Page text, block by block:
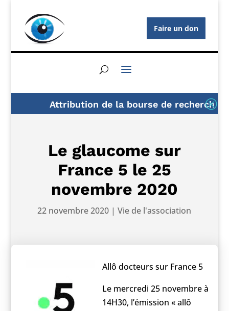
Faire un don
Attribution de la bourse de rechercheQ
Le glaucome sur
France 5 le 25
novembre 2020
22 novembre 2020 |Vie de l'association
Allô docteurs sur France 5
Le mercredi 25 novembre à
14H30, l’émission « allô